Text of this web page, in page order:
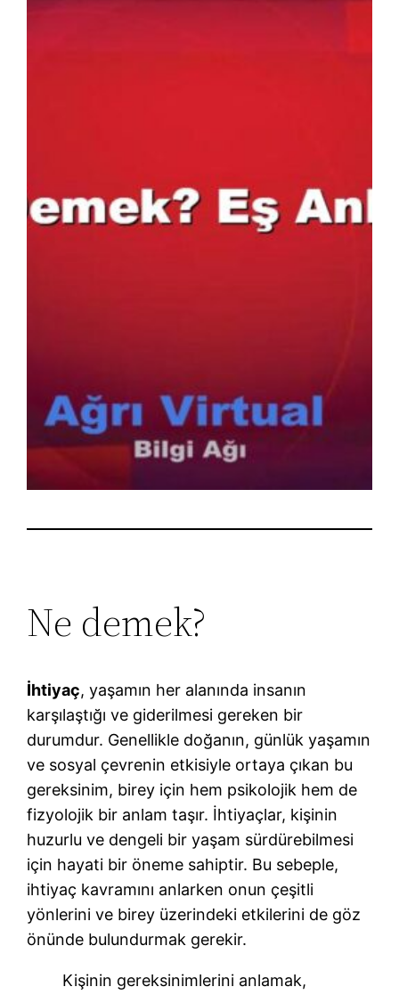
Ne demek?
İhtiyaç, yaşamın her alanında insanın
karşılaştığı ve giderilmesi gereken bir
durumdur. Genellikle doğanın, günlük yaşamın
ve sosyal çevrenin etkisiyle ortaya çıkan bu
gereksinim, birey için hem psikolojik hem de
fizyolojik bir anlam taşır. İhtiyaçlar, kişinin
huzurlu ve dengeli bir yaşam sürdürebilmesi
için hayati bir öneme sahiptir. Bu sebeple,
ihtiyaç kavramını anlarken onun çeşitli
yönlerini ve birey üzerindeki etkilerini de göz
önünde bulundurmak gerekir.
Kişinin gereksinimlerini anlamak,